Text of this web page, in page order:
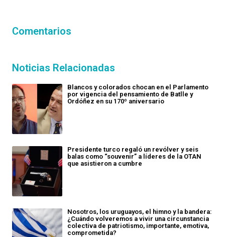
Comentarios
Noticias Relacionadas
Blancos y colorados chocan en el Parlamento
por vigencia del pensamiento de Batlle y
Ordóñez en su 170º aniversario
Presidente turco regaló un revólver y seis
balas como “souvenir” a líderes de la OTAN
que asistieron a cumbre
Nosotros, los uruguayos, el himno y la bandera:
¿Cuándo volveremos a vivir una circunstancia
colectiva de patriotismo, importante, emotiva,
comprometida?